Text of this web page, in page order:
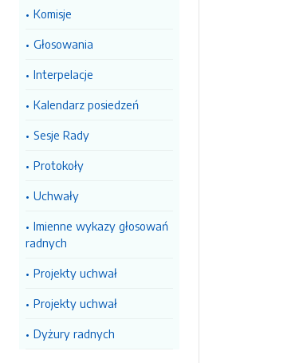
Komisje
Głosowania
Interpelacje
Kalendarz posiedzeń
Sesje Rady
Protokoły
Uchwały
Imienne wykazy głosowań
radnych
Projekty uchwał
Projekty uchwał
Dyżury radnych